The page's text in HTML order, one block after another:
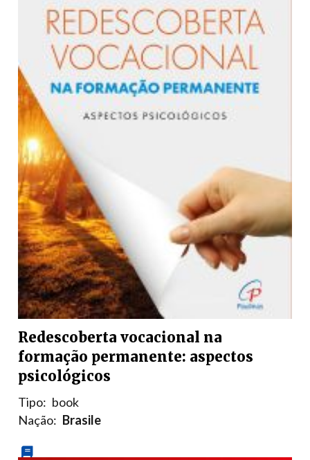
Redescoberta vocacional na
formação permanente: aspectos
psicológicos
Tipo: book
Nação: Brasile